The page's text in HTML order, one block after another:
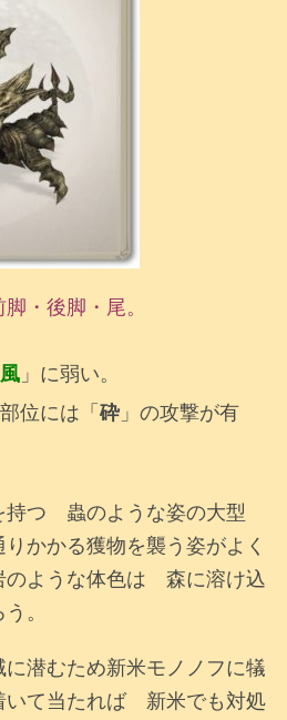
・後脚・尾。
風 」に弱い。
位には「砕 」の攻撃が有
持つ 蟲のような姿の大型
かかる獲物を襲う姿がよく
のような体色は 森に溶け込
。
潜むため新米モノノフに犠
て当たれば 新米でも対処